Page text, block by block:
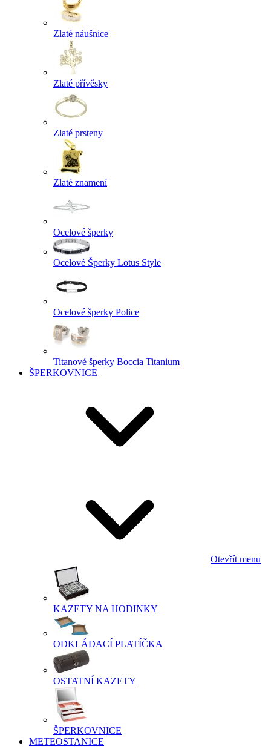
Zlaté náušnice
Zlaté přívěsky
Zlaté prsteny
Zlaté znamení
Ocelové šperky
Ocelové Šperky Lotus Style
Ocelové šperky Police
Titanové šperky Boccia Titanium
ŠPERKOVNICE
Otevřít menu
KAZETY NA HODINKY
ODKLÁDACÍ PLATÍČKA
OSTATNÍ KAZETY
ŠPERKOVNICE
METEOSTANICE